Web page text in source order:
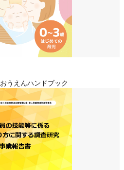
うえんハンドブック